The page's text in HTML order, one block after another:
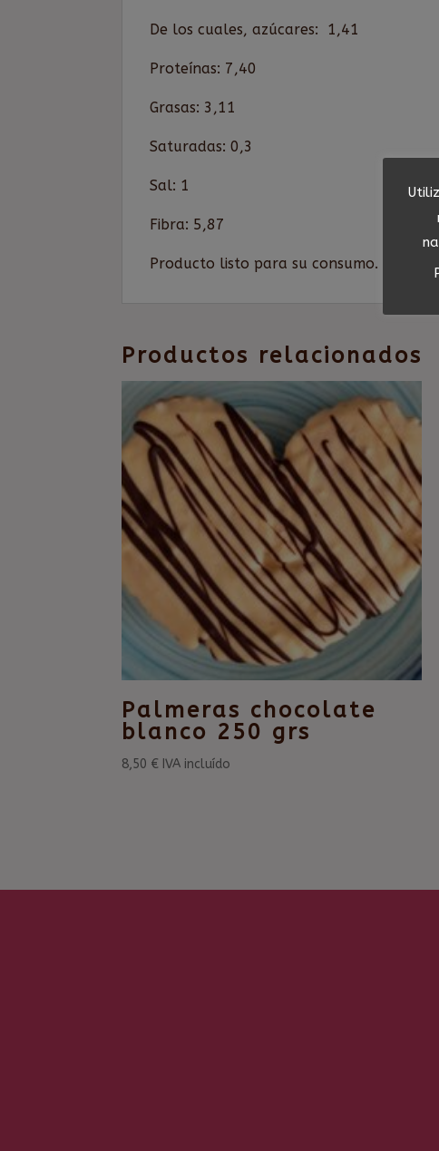
De los cuales, azúcares: 1,41
Proteínas: 7,40
Grasas: 3,11
Saturadas: 0,3
Sal: 1
Fibra: 5,87
Producto listo para su consumo. Admite
Productos relacionados
Palmeras chocolate
blanco 250 grs
8,50 € IVA incluído